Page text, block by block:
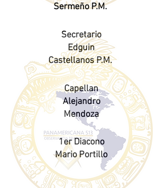
Sermeño P.M.
Secretario
Edguin
Castellanos P.M.
Capellan
Alejandro
Mendoza
1er Diacono
Mario Portillo